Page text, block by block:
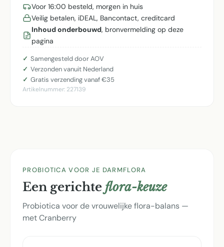
Voor 16:00 besteld, morgen in huis
Veilig betalen, iDEAL, Bancontact, creditcard
Inhoud onderbouwd, bronvermelding op deze
pagina
Samengesteld door AOV
Verzonden vanuit Nederland
Gratis verzending vanaf €35
Artikelnummer: 227139
PROBIOTICA VOOR JE DARMFLORA
Een gerichte flora-keuze
Probiotica voor de vrouwelijke flora-balans —
met Cranberry